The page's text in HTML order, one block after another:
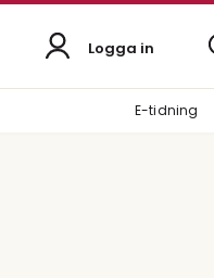
Logga in
E-tidning